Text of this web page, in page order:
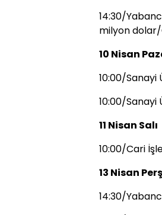
14:30/
milyon
10 Nisan
10:00/Sanayi
10:00/Sanayi
11 Nisan Salı
10:00/Cari
13 Nisan
14:30/